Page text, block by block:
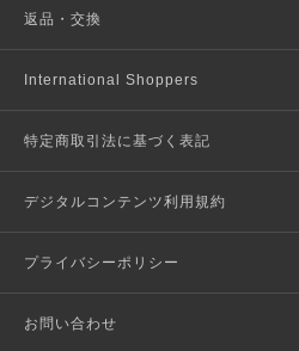
返品・交換
International Shoppers
特定商取引法に基づく表記
デジタルコンテンツ利用規約
プライバシーポリシー
お問い合わせ